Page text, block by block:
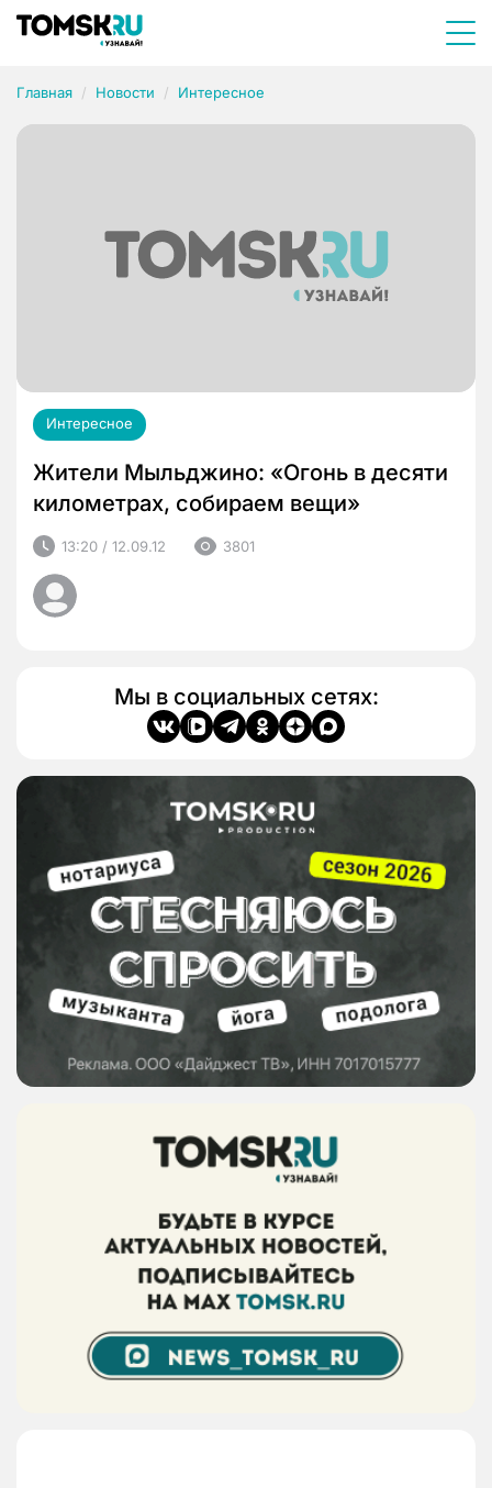
Главная Новости Интересное
Интересное
Жители Мыльджино: «Огонь в десяти
километрах, собираем вещи»
13:20 / 12.09.12 3801
Мы в социальных сетях: